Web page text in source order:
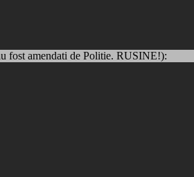
fost amendati de Politie. RUSINE!):